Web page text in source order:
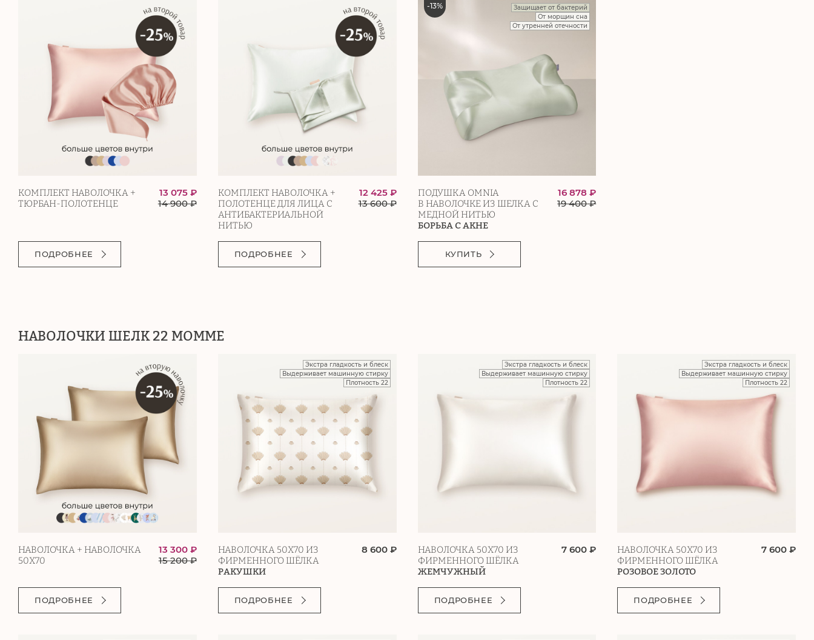
КОМПЛЕКТ НАВОЛОЧКА +
ТЮРБАН-ПОЛОТЕНЦЕ
13 075 ₽
14 900₽
ПОДРОБНЕЕ
КОМПЛЕКТ НАВОЛОЧКА +
ПОЛОТЕНЦЕ ДЛЯ ЛИЦА С
АНТИБАКТЕРИАЛЬНОЙ
НИТЬЮ
12 425 ₽
13 600₽
ПОДРОБНЕЕ
-13%
Защищает от бактерий
От морщин сна
От утренней отечности
ПОДУШКА OMNIA
В НАВОЛОЧКЕ ИЗ ШЕЛКА С
МЕДНОЙ НИТЬЮ
БОРЬБА С АКНЕ
16 878 ₽
19 400₽
КУПИТЬ
НАВОЛОЧКИ ШЕЛК 22 МОММЕ
НАВОЛОЧКА + НАВОЛОЧКА
50Х70
13 300 ₽
15 200₽
ПОДРОБНЕЕ
Экстра гладкость и блеск
Выдерживает машинную стирку
Плотность 22
НАВОЛОЧКА 50Х70 ИЗ
ФИРМЕННОГО ШЁЛКА
РАКУШКИ
8 600 ₽
ПОДРОБНЕЕ
Экстра гладкость и блеск
Выдерживает машинную стирку
Плотность 22
НАВОЛОЧКА 50Х70 ИЗ
ФИРМЕННОГО ШЁЛКА
ЖЕМЧУЖНЫЙ
7 600 ₽
ПОДРОБНЕЕ
Экстра гладкость и блеск
Выдерживает машинную стирку
Плотность 22
НАВОЛОЧКА 50Х70 ИЗ
ФИРМЕННОГО ШЁЛКА
РОЗОВОЕ ЗОЛОТО
7 600 ₽
ПОДРОБНЕЕ